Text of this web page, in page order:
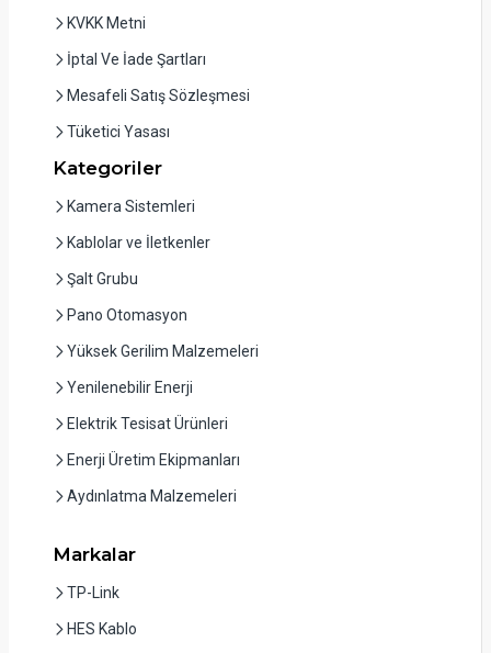
KVKK Metni
İptal Ve İade Şartları
Mesafeli Satış Sözleşmesi
Tüketici Yasası
Kategoriler
Kamera Sistemleri
Kablolar ve İletkenler
Şalt Grubu
Pano Otomasyon
Yüksek Gerilim Malzemeleri
Yenilenebilir Enerji
Elektrik Tesisat Ürünleri
Enerji Üretim Ekipmanları
Aydınlatma Malzemeleri
Markalar
TP-Link
HES Kablo